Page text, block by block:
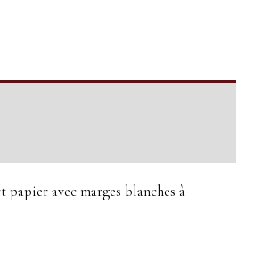
avec marges blanches à